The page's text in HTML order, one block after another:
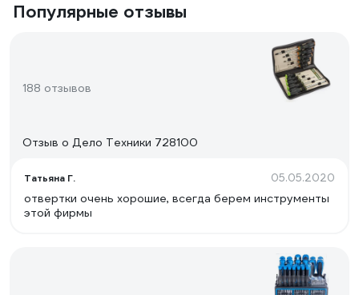
Популярные отзывы
188 отзывов
Отзыв о Дело Техники 728100
Татьяна Г. 05.05.2020
отвертки очень хорошие, всегда берем инструменты
этой фирмы